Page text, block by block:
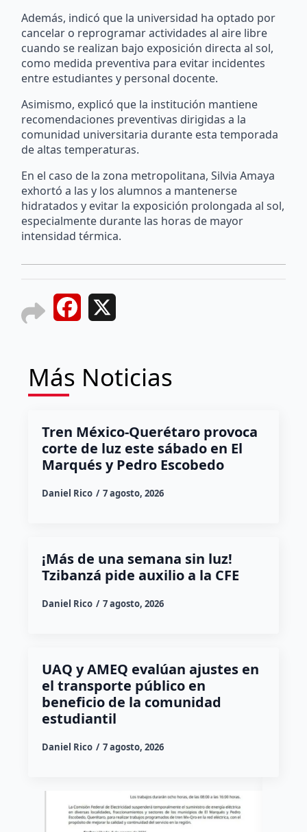
Además, indicó que la universidad ha optado por
cancelar o reprogramar actividades al aire libre
cuando se realizan bajo exposición directa al sol,
como medida preventiva para evitar incidentes
entre estudiantes y personal docente.
Asimismo, explicó que la institución mantiene
recomendaciones preventivas dirigidas a la
comunidad universitaria durante esta temporada
de altas temperaturas.
En el caso de la zona metropolitana, Silvia Amaya
exhortó a las y los alumnos a mantenerse
hidratados y evitar la exposición prolongada al sol,
especialmente durante las horas de mayor
intensidad térmica.
Facebook
Más Noticias
Tren México-Querétaro provoca
corte de luz este sábado en El
Marqués y Pedro Escobedo
Daniel Rico 7 agosto, 2026
¡Más de una semana sin luz!
Tzibanzá pide auxilio a la CFE
Daniel Rico 7 agosto, 2026
UAQ y AMEQ evalúan ajustes en
el transporte público en
beneficio de la comunidad
estudiantil
Daniel Rico 7 agosto, 2026